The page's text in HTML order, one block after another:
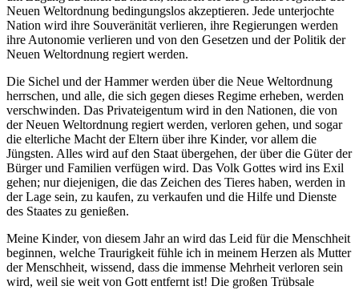
Neuen Weltordnung bedingungslos akzeptieren. Jede unterjochte
Nation wird ihre Souveränität verlieren, ihre Regierungen werden
ihre Autonomie verlieren und von den Gesetzen und der Politik der
Neuen Weltordnung regiert werden.
Die Sichel und der Hammer werden über die Neue Weltordnung
herrschen, und alle, die sich gegen dieses Regime erheben, werden
verschwinden. Das Privateigentum wird in den Nationen, die von
der Neuen Weltordnung regiert werden, verloren gehen, und sogar
die elterliche Macht der Eltern über ihre Kinder, vor allem die
Jüngsten. Alles wird auf den Staat übergehen, der über die Güter der
Bürger und Familien verfügen wird. Das Volk Gottes wird ins Exil
gehen; nur diejenigen, die das Zeichen des Tieres haben, werden in
der Lage sein, zu kaufen, zu verkaufen und die Hilfe und Dienste
des Staates zu genießen.
Meine Kinder, von diesem Jahr an wird das Leid für die Menschheit
beginnen, welche Traurigkeit fühle ich in meinem Herzen als Mutter
der Menschheit, wissend, dass die immense Mehrheit verloren sein
wird, weil sie weit von Gott entfernt ist! Die großen Trübsale